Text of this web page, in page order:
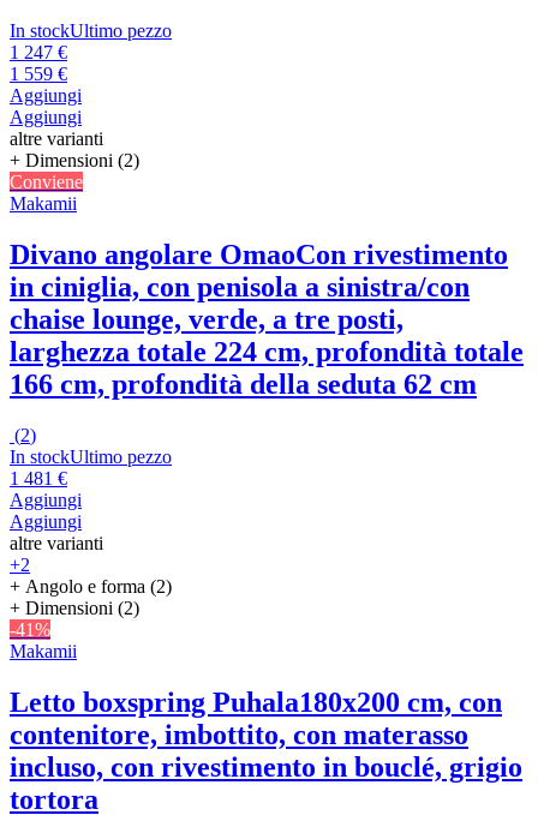
In stockUltimo pezzo
1 247 €
1 559 €
Aggiungi
Aggiungi
altre varianti
+ Dimensioni (2)
Conviene
Makamii
Divano angolare OmaoCon rivestimento
in ciniglia, con penisola a sinistra/con
chaise lounge, verde, a tre posti,
larghezza totale 224 cm, profondità totale
166 cm, profondità della seduta 62 cm
(2)
In stockUltimo pezzo
1 481 €
Aggiungi
Aggiungi
altre varianti
+2
+ Angolo e forma (2)
+ Dimensioni (2)
-41%
Makamii
Letto boxspring Puhala180x200 cm, con
contenitore, imbottito, con materasso
incluso, con rivestimento in bouclé, grigio
tortora